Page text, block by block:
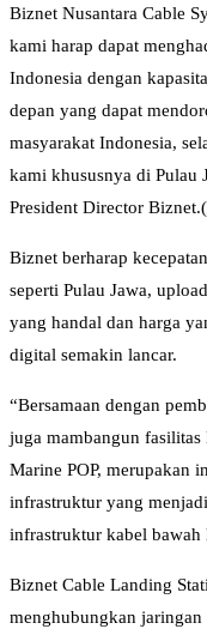
Biznet Nusantara Cable
kami harap dapat
Indonesia dengan
depan yang dapat
masyarakat Indonesia,
kami khususnya di Pulau
President Director
Biznet berharap
seperti Pulau Jawa,
yang handal dan harga
digital semakin lancar.
“Bersamaan dengan
juga mambangun
Marine POP, merupakan
infrastruktur yang
infrastruktur kabel
Biznet Cable Landing
menghubungkan